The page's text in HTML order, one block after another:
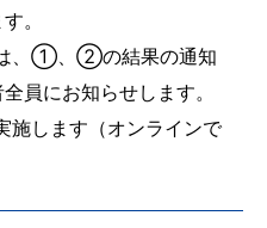
。
、①、②の結果の通知
員にお知らせします。
します（オンラインで